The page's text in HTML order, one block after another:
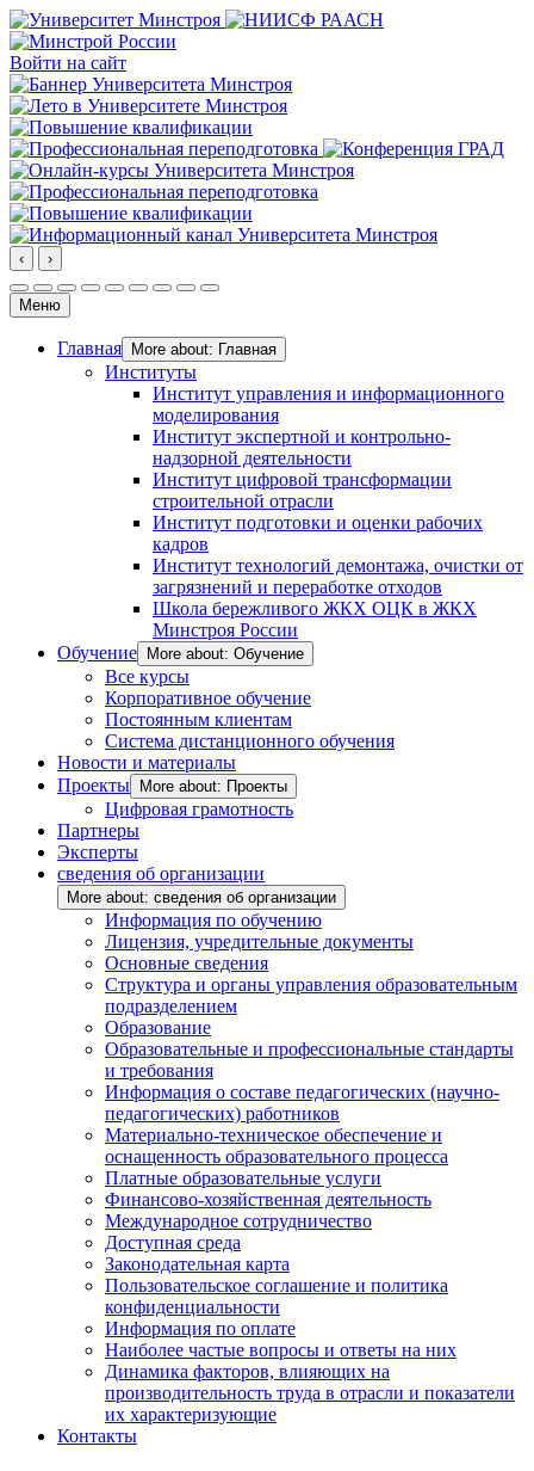
Войти на сайт
‹ ›
Меню
Главная More about: Главная
Институты
Институт управления и информационного
моделирования
Институт экспертной и контрольно-
надзорной деятельности
Институт цифровой трансформации
строительной отрасли
Институт подготовки и оценки рабочих
кадров
Институт технологий демонтажа, очистки от
загрязнений и переработке отходов
Школа бережливого ЖКХ ОЦК в ЖКХ
Минстроя России
Обучение
More about: Обучение
Все курсы
Корпоративное обучение
Постоянным клиентам
Система дистанционного обучения
Новости и материалы
Проекты
More about: Проекты
Цифровая грамотность
Партнеры
Эксперты
сведения об организации
More about: сведения об организации
Информация по обучению
Лицензия, учредительные документы
Основные сведения
Структура и органы управления образовательным
подразделением
Образование
Образовательные и профессиональные стандарты
и требования
Информация о составе педагогических (научно-
педагогических) работников
Материально-техническое обеспечение и
оснащенность образовательного процесса
Платные образовательные услуги
Финансово-хозяйственная деятельность
Международное сотрудничество
Доступная среда
Законодательная карта
Пользовательское соглашение и политика
конфиденциальности
Информация по оплате
Наиболее частые вопросы и ответы на них
Динамика факторов, влияющих на
производительность труда в отрасли и показатели
их характеризующие
Контакты